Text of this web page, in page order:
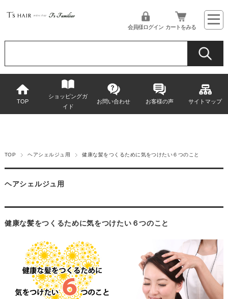
会員様ログイン カートをみる
TOP
ショッピングガ
イド
お問い合わせ お客様の声 サイトマップ
TOP ヘアシェルジュ用 健康な髪をつくるために気をつけたい６つのこと
ヘアシェルジュ用
健康な髪をつくるために気をつけたい６つのこと